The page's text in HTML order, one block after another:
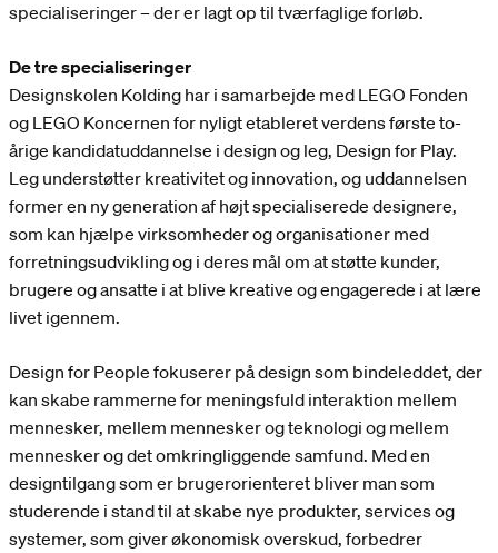
specialiseringer – der er lagt op til tværfaglige forløb.
De tre specialiseringer
Designskolen Kolding har i samarbejde med LEGO Fonden
og LEGO Koncernen for nyligt etableret verdens første to-
årige kandidatuddannelse i design og leg, Design for Play.
Leg understøtter kreativitet og innovation, og uddannelsen
former en ny generation af højt specialiserede designere,
som kan hjælpe virksomheder og organisationer med
forretningsudvikling og i deres mål om at støtte kunder,
brugere og ansatte i at blive kreative og engagerede i at lære
livet igennem.
Design for People fokuserer på design som bindeleddet, der
kan skabe rammerne for meningsfuld interaktion mellem
mennesker, mellem mennesker og teknologi og mellem
mennesker og det omkringliggende samfund. Med en
designtilgang som er brugerorienteret bliver man som
studerende i stand til at skabe nye produkter, services og
systemer, som giver økonomisk overskud, forbedrer